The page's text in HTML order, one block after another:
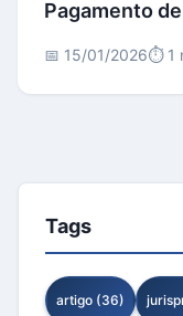
Pagamento
📅 15/01/2026⏱️ 1
Tags
artigo (36)